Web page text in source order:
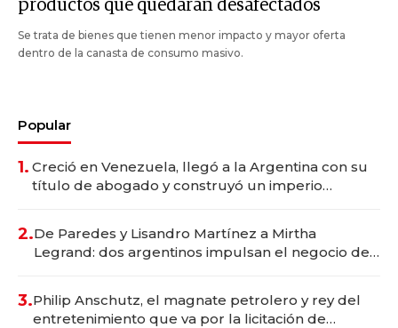
productos que quedarán desafectados
Se trata de bienes que tienen menor impacto y mayor oferta
dentro de la canasta de consumo masivo.
Popular
1. Creció en Venezuela, llegó a la Argentina con su
título de abogado y construyó un imperio
2.De Paredes y Lisandro Martínez a Mirtha
Legrand: dos argentinos impulsan el negocio del
3.Philip Anschutz, el magnate petrolero y rey del
entretenimiento que va por la licitación de